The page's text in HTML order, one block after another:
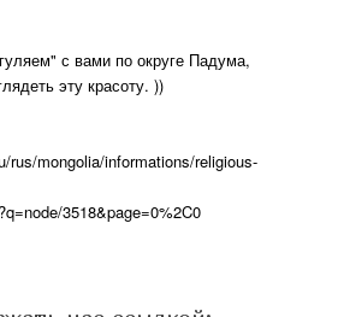
с вами по округе Падума,
эту красоту. ))
rus/mongolia/informations/religious-
3518&page=0%2C0